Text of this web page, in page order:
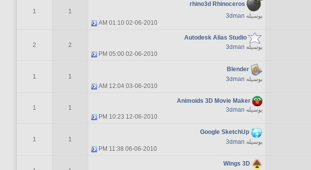
rhino3d Rhinoceros
بوسیله 3dman
02-06-2010
01:10 AM
1
1
Autodesk Alias Studio
بوسیله 3dman
02-06-2010
05:00 PM
2
2
Blender
بوسیله 3dman
03-06-2010
12:04 AM
1
1
Animoids 3D Movie Maker
بوسیله 3dman
12-06-2010
10:23 PM
1
1
Google SketchUp
بوسیله 3dman
06-06-2010
11:38 PM
1
1
Wings 3D